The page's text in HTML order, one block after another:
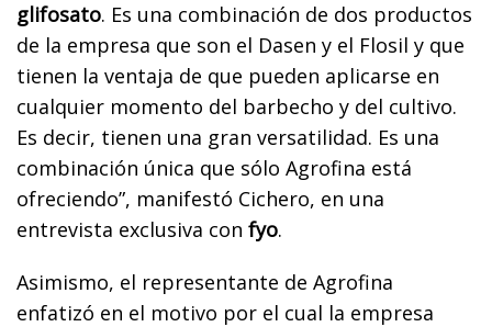
glifosato. Es una combinación de dos productos
de la empresa que son el Dasen y el Flosil y que
tienen la ventaja de que pueden aplicarse en
cualquier momento del barbecho y del cultivo.
Es decir, tienen una gran versatilidad. Es una
combinación única que sólo Agrofina está
ofreciendo”, manifestó Cichero, en una
entrevista exclusiva con fyo.
Asimismo, el representante de Agrofina
enfatizó en el motivo por el cual la empresa